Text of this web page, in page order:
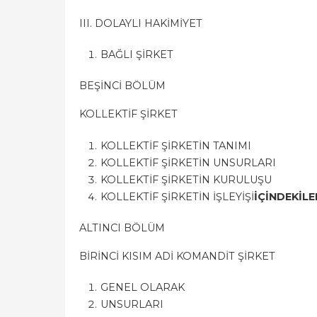
III. DOLAYLI HAKİMİYET
BAĞLI ŞİRKET
BEŞİNCİ BÖLÜM
KOLLEKTİF ŞİRKET
KOLLEKTİF ŞİRKETİN TANIMI
KOLLEKTİF ŞİRKETİN UNSURLARI
KOLLEKTİF ŞİRKETİN KURULUŞU
KOLLEKTİF ŞİRKETİN İŞLEYİŞİ
ALTINCI BÖLÜM
BİRİNCİ KISIM ADİ KOMANDİT ŞİRKET
GENEL OLARAK
UNSURLARI